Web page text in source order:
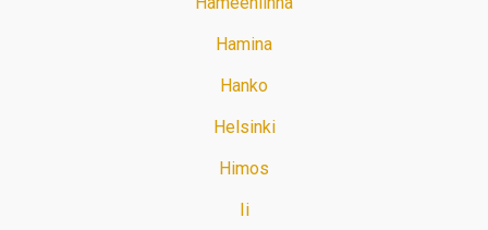
Hamina
Hanko
Helsinki
Himos
Ii